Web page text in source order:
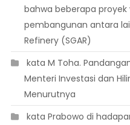
bahwa beberapa
pembangunan antara
Refinery (SGAR)
 kata M Toha.
Menteri Investasi dan
Menurutnya
 kata Prabowo di